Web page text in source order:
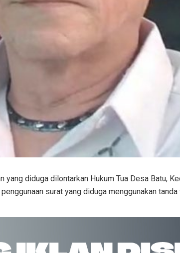
diduga dilontarkan Hukum Tua Desa Batu,
surat yang diduga menggunakan tanda